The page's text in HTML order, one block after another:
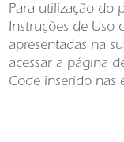
Para utilização do
Instruções de Uso
apresentadas na
acessar a página
Code inserido nas